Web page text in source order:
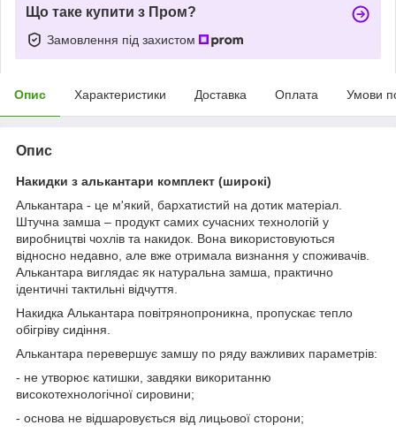
Що таке купити з Пром?
Замовлення під захистом
Опис Характеристики Доставка Оплата Умови
Опис
Накидки з алькантари комплект (широкі)
Алькантара - це м'який, бархатистий на дотик матеріал.
Штучна замша – продукт самих сучасних технологій у
виробництві чохлів та накидок. Вона використовуються
відносно недавно, але вже отримала визнання у споживачів.
Алькантара виглядає як натуральна замша, практично
ідентичні тактильні відчуття.
Накидка Алькантара повітрянопроникна, пропускає тепло
обігріву сидіння.
Алькантара перевершує замшу по ряду важливих параметрів:
- не утворює катишки, завдяки викоританню
високотехнологічної сировини;
- основа не відшаровується від лицьової сторони;